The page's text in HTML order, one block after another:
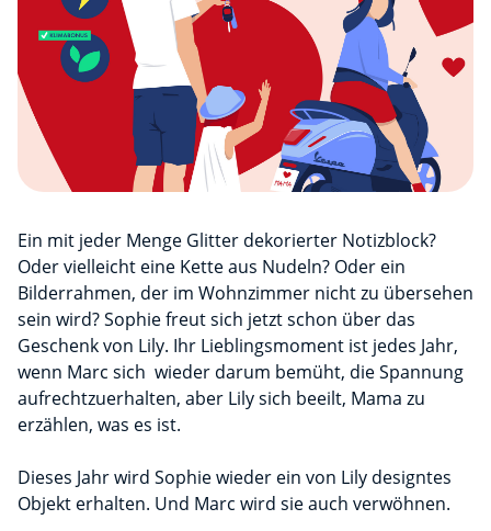
Ein mit jeder Menge Glitter dekorierter Notizblock?
Oder vielleicht eine Kette aus Nudeln? Oder ein
Bilderrahmen, der im Wohnzimmer nicht zu übersehen
sein wird? Sophie freut sich jetzt schon über das
Geschenk von Lily. Ihr Lieblingsmoment ist jedes Jahr,
wenn Marc sich wieder darum bemüht, die Spannung
aufrechtzuerhalten, aber Lily sich beeilt, Mama zu
erzählen, was es ist.
Dieses Jahr wird Sophie wieder ein von Lily designtes
Objekt erhalten. Und Marc wird sie auch verwöhnen.